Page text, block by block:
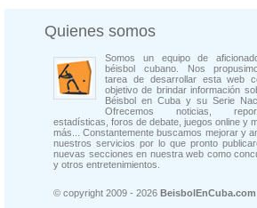
Quienes somos
Somos un equipo de
béisbol cubano. Nos
tarea de desarrollar esta web
objetivo de brindar información
Béisbol en Cuba y su Serie
Ofrecemos noticias,
estadísticas, foros de debate, juegos online y
más... Constantemente buscamos mejorar y
nuestros servicios por lo que pronto
nuevas secciones en nuestra web como
y otros entretenimientos.
© copyright 2009 - 2026 BeisbolEnCuba.com